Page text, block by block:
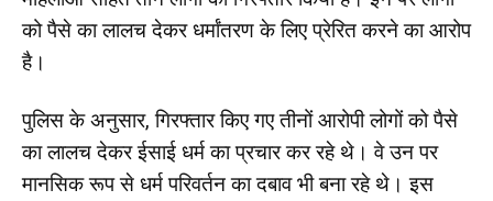
को पैसे का लालच देकर धर्मांतरण के लिए प्रेरित करने का आरोप
है।
पुलिस के अनुसार, गिरफ्तार किए गए तीनों आरोपी लोगों को पैसे
का लालच देकर ईसाई धर्म का प्रचार कर रहे थे। वे उन पर
मानसिक रूप से धर्म परिवर्तन का दबाव भी बना रहे थे। इस